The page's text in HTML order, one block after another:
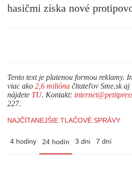
hasičmi získa nové
Tento text je platenou formou reklamy.
viac ako 2,6 milióna čitateľov Sme.sk
nájdete TU. Kontakt:
227.
NAJČÍTANEJŠIE TLAČOVÉ SPRÁVY
4 hodiny 24 hodín 3 dni 7 dní